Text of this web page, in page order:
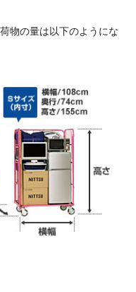
物の量は以下のようにな